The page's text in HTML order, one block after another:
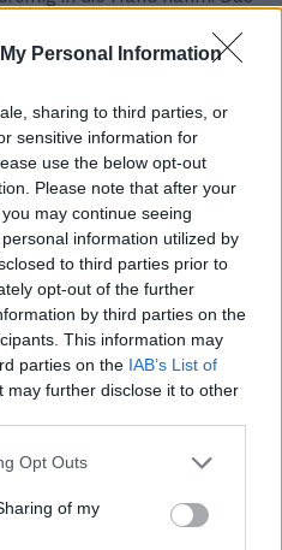
Personal Information
sharing to third parties, or
sensitive information for
use the below opt-out
Please note that after your
may continue seeing
information utilized by
to third parties prior to
opt-out of the further
by third parties on the
This information may
parties on the IAB’s List of
may further disclose it to other
Opt Outs
of my
ich habe sie mir dennoch
gespielt.
an der Uhrmacherei?
das Wichtigste an einer
Aber auch der Stil, das
wie sie am Handgelenk sitzt
wirklich mit ihr identifiziert.
werden.
trägst du deine
wäre sie schon immer da
möchte.